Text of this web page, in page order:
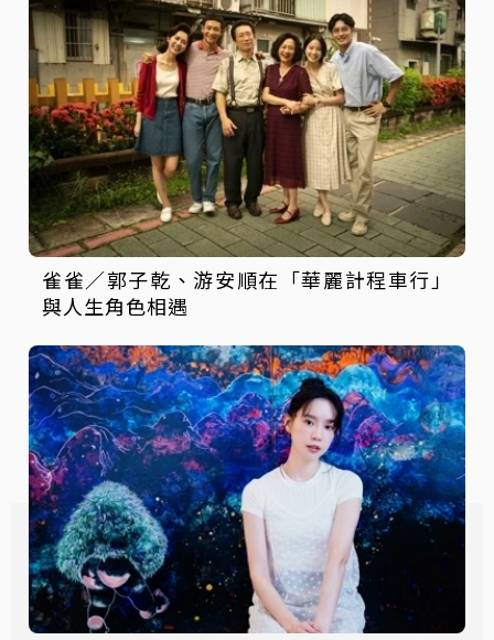
雀雀／郭子乾、游安順在「華麗計程車行」
與人生角色相遇